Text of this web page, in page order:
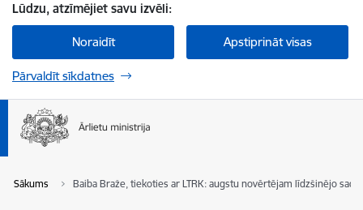
Lūdzu, atzīmējiet savu izvēli:
Noraidīt Apstiprināt visas
Pārvaldīt sīkdatnes
Sākums Baiba Braže, tiekoties ar LTRK: augstu novērtējam līdzšinējo